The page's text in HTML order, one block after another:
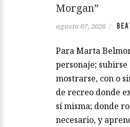
Morgan”
agosto 07, 2026 /
Para Marta
personaje; subirse
mostrarse, con o
de recreo donde
sí misma; donde
necesario, y